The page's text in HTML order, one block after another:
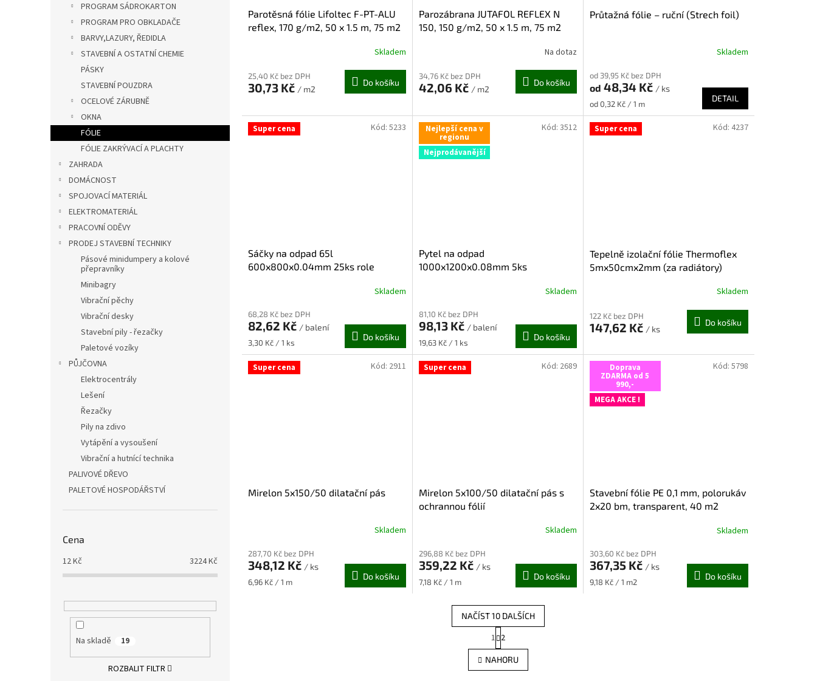
PROGRAM SÁDROKARTON
PROGRAM PRO OBKLADAČE
BARVY,LAZURY, ŘEDIDLA
STAVEBNÍ A OSTATNÍ CHEMIE
PÁSKY
STAVEBNÍ POUZDRA
OCELOVÉ ZÁRUBNĚ
OKNA
FÓLIE
FÓLIE ZAKRÝVACÍ A PLACHTY
ZAHRADA
DOMÁCNOST
SPOJOVACÍ MATERIÁL
ELEKTROMATERIÁL
PRACOVNÍ ODĚVY
PRODEJ STAVEBNÍ TECHNIKY
Pásové minidumpery a kolové
přepravníky
Minibagry
Vibrační pěchy
Vibrační desky
Stavební pily - řezačky
Paletové vozíky
PŮJČOVNA
Elektrocentrály
Lešení
Řezačky
Pily na zdivo
Vytápění a vysoušení
Vibrační a hutnící technika
PALIVOVÉ DŘEVO
PALETOVÉ HOSPODÁŘSTVÍ
Cena
12Kč 3224Kč
Na skladě 19
ROZBALIT FILTR
Parotěsná fólie Lifoltec F-PT-ALU
reflex, 170 g/m2, 50 x 1.5 m, 75 m2
Skladem
25,40 Kč bez DPH
30,73 Kč / m2
Do košíku
Parozábrana JUTAFOL REFLEX N
150, 150 g/m2, 50 x 1.5 m, 75 m2
Na dotaz
34,76 Kč bez DPH
42,06 Kč / m2
Do košíku
Průtažná fólie – ruční (Strech foil)
Skladem
od 39,95 Kč bez DPH
od 48,34 Kč / ks
Měrná
cena:
od 0,32 Kč / 1 m
DETAIL
Super cena
Sáčky na odpad 65l
600x800x0.04mm 25ks role
Skladem
68,28 Kč bez DPH
82,62 Kč / balení
Měrná
cena:
3,30 Kč / 1 ks
Do košíku
Kód: 5233 Nejlepší cena v
regionu
Nejprodávanější
Pytel na odpad
1000x1200x0.08mm 5ks
Skladem
81,10 Kč bez DPH
98,13 Kč / balení
Měrná
cena:
19,63 Kč / 1 ks
Do košíku
Kód: 3512 Super cena
Tepelně izolační fólie Thermoflex
5mx50cmx2mm (za radiátory)
Skladem
122 Kč bez DPH
147,62 Kč / ks
Do košíku
Kód: 4237
Super cena
Mirelon 5x150/50 dilatační pás
Skladem
287,70 Kč bez DPH
348,12 Kč / ks
Měrná
6,96 Kč / 1 m
Do košíku
Kód: 2911 Super cena
Mirelon 5x100/50 dilatační pás s
ochrannou fólií
Skladem
296,88 Kč bez DPH
359,22 Kč / ks
Měrná
7,18 Kč / 1 m
Do košíku
Kód: 2689 Doprava
ZDARMA od 5
990,-
MEGA AKCE !
Stavební fólie PE 0,1 mm, polorukáv
2x20 bm, transparent, 40 m2
Skladem
303,60 Kč bez DPH
367,35 Kč / ks
Měrná
9,18 Kč / 1 m2
Do košíku
Kód: 5798
O
v
l
NAČÍST 10 DALŠÍCH
t
r
á
n
1 2
NAHORU